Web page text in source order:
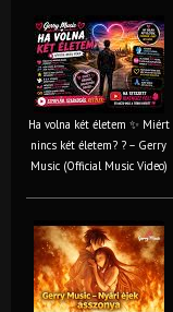
Ha volna két életem ✨ Miért
nincs két életem? ? – Gerry
Music (Official Music Video)